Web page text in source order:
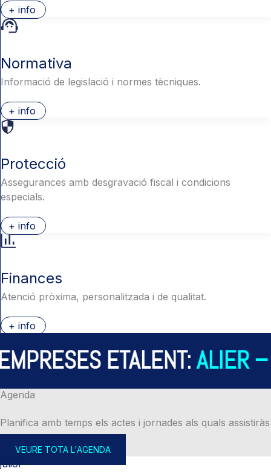
+ info
Normativa
Informació de legislació i normes tècniques.
+ info
Protecció
Assegurances amb desgravació fiscal i condicions
especials.
+ info
Finances
Atenció pròxima, personalitzada i de qualitat.
+ info
ETALENT:ALIER –
Agenda
Planifica amb temps els actes i jornades als quals assistiràs
VEURE TOTA L'AGENDA
juliol